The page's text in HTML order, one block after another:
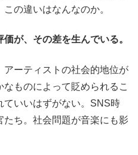
の違いはなんなのか。
が、その差を生んでいる。
アーティストの社会的地位が
ものによって貶められるこ
ていいはずがない。SNS時
ち。社会問題が音楽にも影